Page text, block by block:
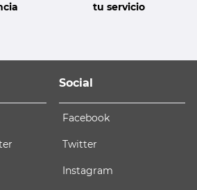
tu servicio
Social
Facebook
Twitter
Instagram